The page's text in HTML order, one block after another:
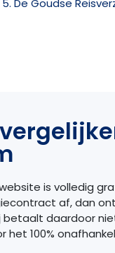
is volledig
af, dan
betaalt daardoor
het 100%